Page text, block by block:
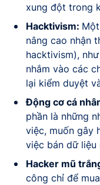
xung đột trong
Hacktivism:
nâng cao nhận
hacktivism),
nhắm vào các
lại kiểm duyệt
Động cơ cá
phần là những
việc, muốn gây
việc bán dữ liệu
Hacker mũ
công chỉ để